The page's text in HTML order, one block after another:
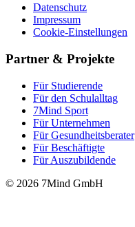
Datenschutz
Impressum
Cookie-Einstellungen
Partner & Projekte
Für Stu­die­rende
Für den Schulalltag
7Mind Sport
Für Unter­neh­men
Für Gesund­heits­be­ra­ter
Für Beschäftigte
Für Auszubildende
© 2026 7Mind GmbH